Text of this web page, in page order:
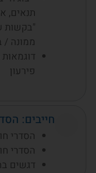
תנאים,
"בקשות
ממונה /
פירעון
חייבים:
הסדרי
הסדרי
דגשים